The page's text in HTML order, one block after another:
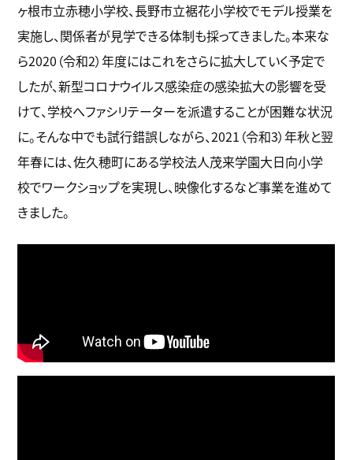
ヶ根市立赤穂小学校、長野市立裾花小学校でモデル授業を
実施し、関係者が見学できる体制も採ってきました。本来な
ら2020（令和2）年度にはこれをさらに拡大していく予定で
したが、新型コロナウイルス感染症の感染拡大の影響を受
けて、学校へファシリテーターを派遣することが困難な状況
に。そんな中でも試行錯誤しながら、2021（令和3）年秋と翌
年春には、佐久穂町にある学校法人茂来学園大日向小学
校でワークショップを実現し、映像化するなど事業を進めて
きました。